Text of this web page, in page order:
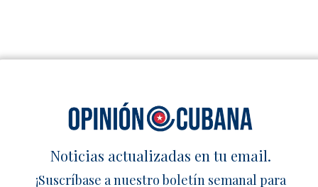
Noticias actualizadas en tu email.
¡Suscríbase a nuestro boletín semanal para